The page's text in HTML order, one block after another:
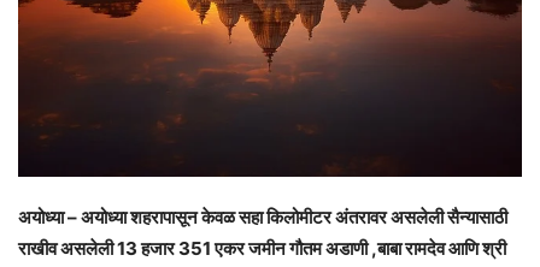
अयोध्या – अयोध्या शहरापासून केवळ सहा किलोमीटर अंतरावर असलेली सैन्यासाठी
राखीव असलेली 13 हजार 351 एकर जमीन गौतम अडाणी ,बाबा रामदेव आणि श्री